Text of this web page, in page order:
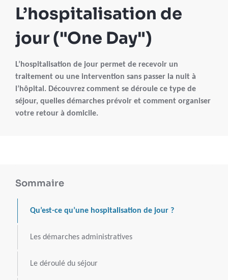
L’hospitalisation de
jour ("One Day")
L’hospitalisation de jour permet de recevoir un
traitement ou une intervention sans passer la nuit à
l’hôpital. Découvrez comment se déroule ce type de
séjour, quelles démarches prévoir et comment organiser
votre retour à domicile.
Sommaire
Qu’est-ce qu’une hospitalisation de jour ?
Les démarches administratives
Le déroulé du séjour